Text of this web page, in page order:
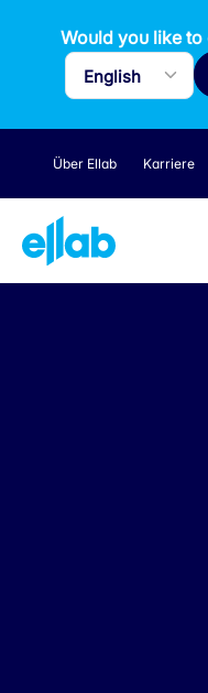
Would you like to
Über Ellab Karriere